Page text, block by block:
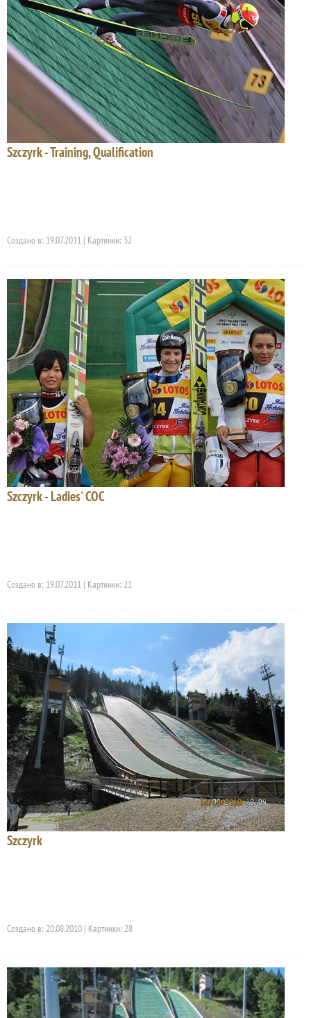
Szczyrk - Training, Qualification
Создано в: 19.07.2011 | Картинки: 32
Szczyrk - Ladies' COC
Создано в: 19.07.2011 | Картинки: 21
Szczyrk
Создано в: 20.08.2010 | Картинки: 28